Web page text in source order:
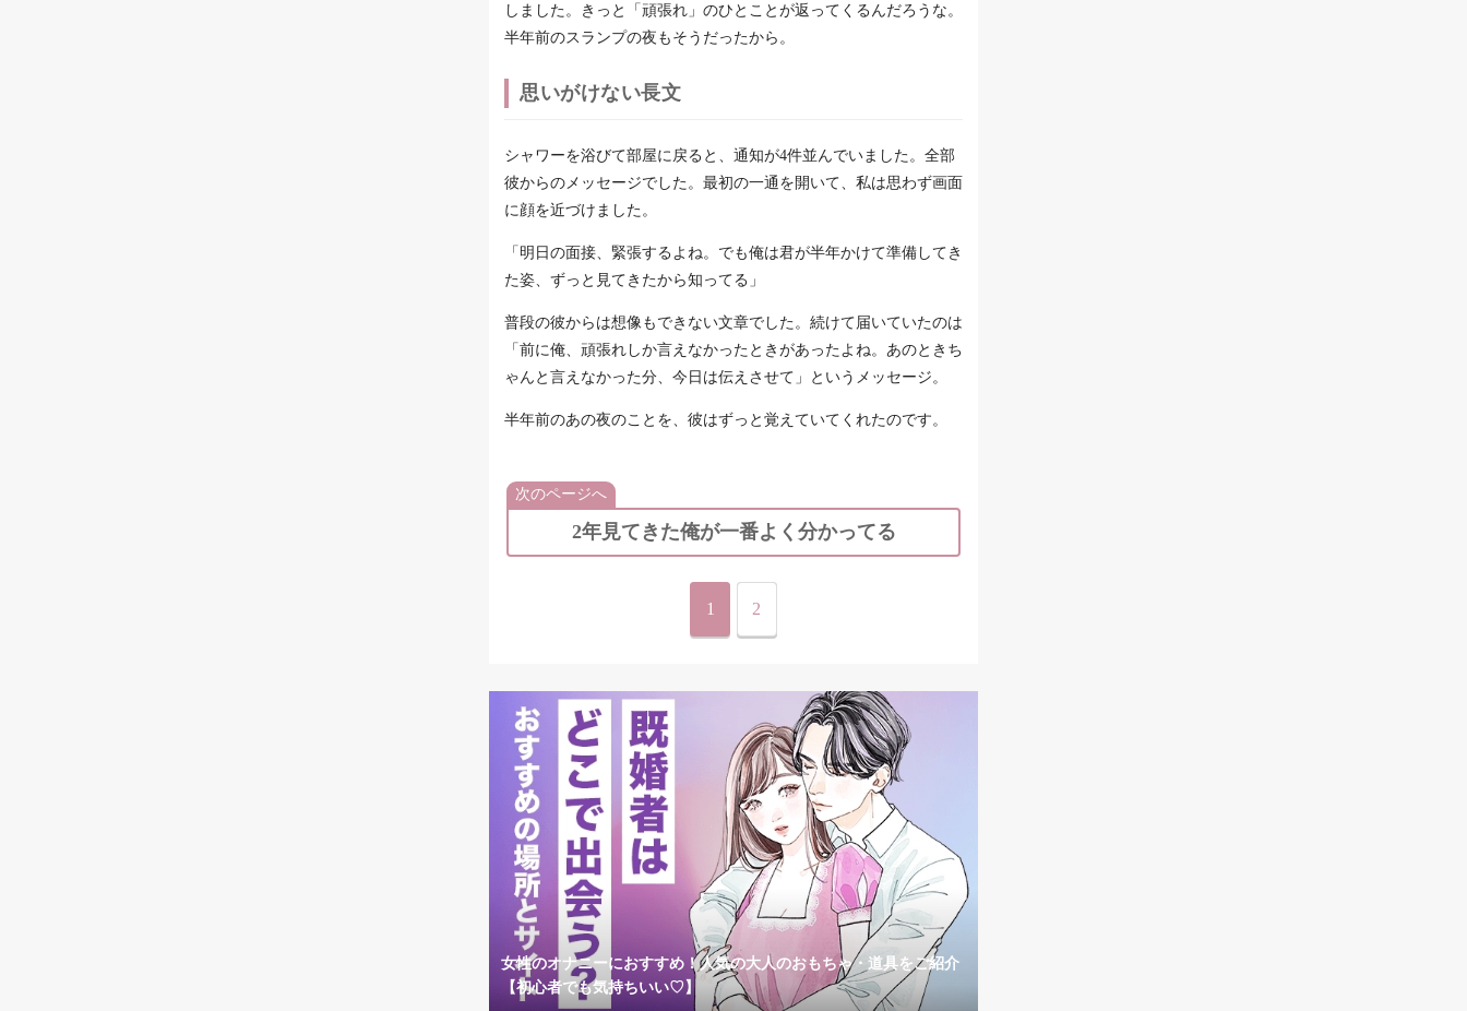
しました。きっと「頑張れ」のひとことが返ってくるんだろうな。
半年前のスランプの夜もそうだったから。
思いがけない長文
シャワーを浴びて部屋に戻ると、通知が4件並んでいました。全部
彼からのメッセージでした。最初の一通を開いて、私は思わず画面
に顔を近づけました。
「明日の面接、緊張するよね。でも俺は君が半年かけて準備してき
た姿、ずっと見てきたから知ってる」
普段の彼からは想像もできない文章でした。続けて届いていたのは
「前に俺、頑張れしか言えなかったときがあったよね。あのときち
ゃんと言えなかった分、今日は伝えさせて」というメッセージ。
半年前のあの夜のことを、彼はずっと覚えていてくれたのです。
次のページへ
2年見てきた俺が一番よく分かってる
1 2
女性のオナニーにおすすめ！人気の大人のおもちゃ・道具をご紹介
【初心者でも気持ちいい♡】